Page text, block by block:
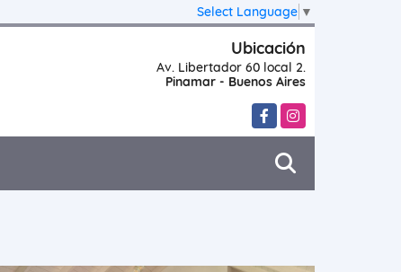
Select Language ▼
Ubicación
Av. Libertador 60 local 2.
Pinamar - Buenos Aires
FacebookInstagram